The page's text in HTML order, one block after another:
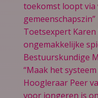
toekomst loopt via
gemeenschapszin”
Toetsexpert Karen
ongemakkelijke
Bestuurskundige
“Maak het
Hoogleraar Peer
voor jongeren is